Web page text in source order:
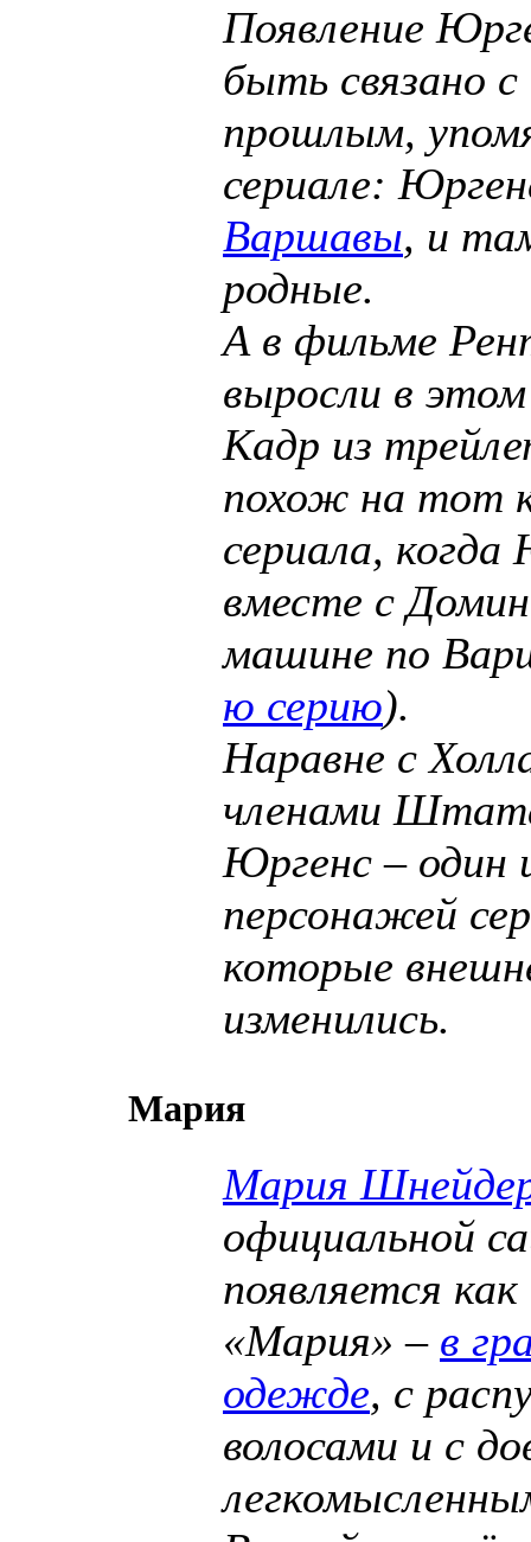
Появление
быть связано с
прошлым,
сериале:
Варшавы, и
родные.
А в фильме
выросли в
Кадр из
похож на тот
сериала, когда
вместе с
машине по
ю серию).
Наравне с
членами
Юргенс – один
персонажей
которые
изменились.
Мария
Мария
официальной
появляется
«Мария» – в
одежде, с
волосами и с